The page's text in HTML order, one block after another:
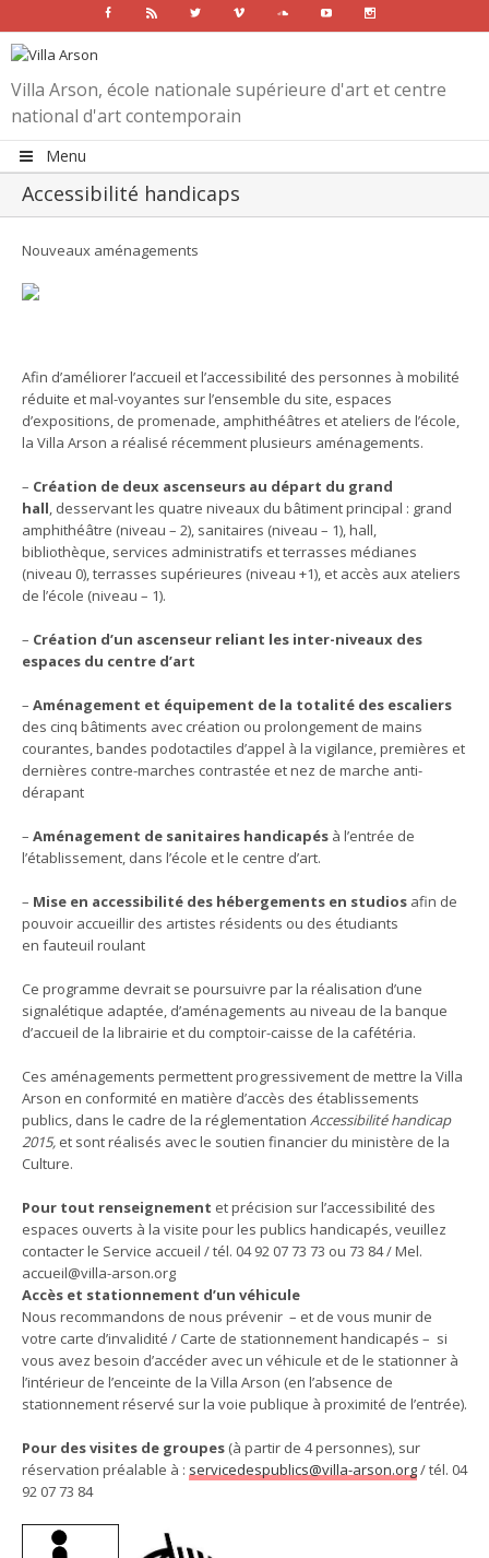
Facebook Rss Twitter Vimeo SoundcloudYoutube
Villa Arson, école nationale supérieure d'art et centre
national d'art contemporain
Menu
Accessibilité handicaps
Nouveaux aménagements
Afin d’améliorer l’accueil et l’accessibilité des personnes à mobilité
réduite et mal-voyantes sur l’ensemble du site, espaces
d’expositions, de promenade, amphithéâtres et ateliers de l’école,
la Villa Arson a réalisé récemment plusieurs aménagements.
– Création de deux ascenseurs au départ du grand
hall, desservant les quatre niveaux du bâtiment principal : grand
amphithéâtre (niveau – 2), sanitaires (niveau – 1), hall,
bibliothèque, services administratifs et terrasses médianes
(niveau 0), terrasses supérieures (niveau +1), et accès aux ateliers
de l’école (niveau – 1).
– Création d’un ascenseur reliant les inter-niveaux des
espaces du centre d’art
– Aménagement et équipement de la totalité des escaliers
des cinq bâtiments avec création ou prolongement de mains
courantes, bandes podotactiles d’appel à la vigilance, premières et
dernières contre-marches contrastée et nez de marche anti-
dérapant
– Aménagement de sanitaires handicapés à l’entrée de
l’établissement, dans l’école et le centre d’art.
– Mise en accessibilité des hébergements en studios afin de
pouvoir accueillir des artistes résidents ou des étudiants
en fauteuil roulant
Ce programme devrait se poursuivre par la réalisation d’une
signalétique adaptée, d’aménagements au niveau de la banque
d’accueil de la librairie et du comptoir-caisse de la cafétéria.
Ces aménagements permettent progressivement de mettre la Villa
Arson en conformité en matière d’accès des établissements
publics, dans le cadre de la réglementation Accessibilité handicap
2015, et sont réalisés avec le soutien financier du ministère de la
Culture.
Pour tout renseignement et précision sur l’accessibilité des
espaces ouverts à la visite pour les publics handicapés, veuillez
contacter le Service accueil / tél. 04 92 07 73 73 ou 73 84 / Mel.
accueil@villa-arson.org
Accès et stationnement d’un véhicule
Nous recommandons de nous prévenir – et de vous munir de
votre carte d’invalidité / Carte de stationnement handicapés – si
vous avez besoin d’accéder avec un véhicule et de le stationner à
l’intérieur de l’enceinte de la Villa Arson (en l’absence de
stationnement réservé sur la voie publique à proximité de l’entrée).
Pour des visites de groupes (à partir de 4 personnes), sur
réservation préalable à : servicedespublics@villa-arson.org/ tél. 04
92 07 73 84